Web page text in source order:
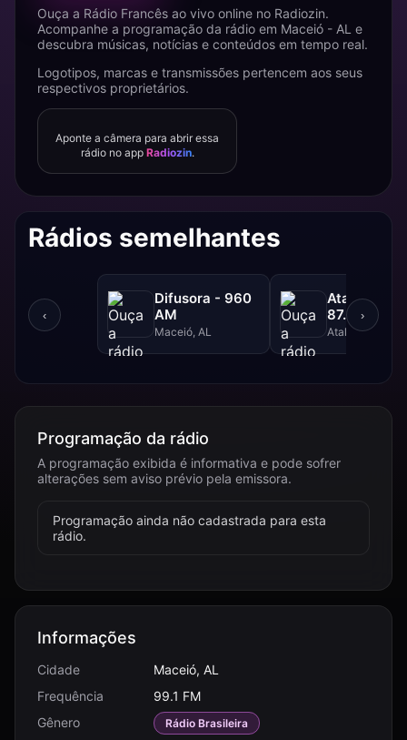
Ouça a Rádio Francês ao vivo online no Radiozin.
Acompanhe a programação da rádio em Maceió - AL e
descubra músicas, notícias e conteúdos em tempo real.
Logotipos, marcas e transmissões pertencem aos seus
respectivos proprietários.
Aponte a câmera para abrir essa
rádio no app Radiozin.
Rádios semelhantes
‹
Difusora - 960
AM
Maceió, AL
Atalaia FM -
87.9 FM
Atalaia, AL
›
Programação da rádio
A programação exibida é informativa e pode sofrer
alterações sem aviso prévio pela emissora.
Programação ainda não cadastrada para esta
rádio.
Informações
Cidade
Maceió, AL
Frequência
99.1 FM
Gênero
Rádio Brasileira